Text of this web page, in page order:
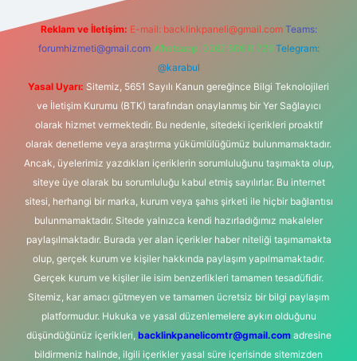
Reklam ve İletişim: E-mail: backlinkpaneli@gmail.com Teams:
forumhizmeti@gmail.com Whatsapp: 0262 606 0 726 Telegram:
@karabul
Yasal Uyarı: Sitemiz, 5651 Sayılı Kanun gereğince Bilgi Teknolojileri
ve İletişim Kurumu (BTK) tarafından onaylanmış bir Yer Sağlayıcı
olarak hizmet vermektedir. Bu nedenle, sitedeki içerikleri proaktif
olarak denetleme veya araştırma yükümlülüğümüz bulunmamaktadır.
Ancak, üyelerimiz yazdıkları içeriklerin sorumluluğunu taşımakta olup,
siteye üye olarak bu sorumluluğu kabul etmiş sayılırlar. Bu internet
sitesi, herhangi bir marka, kurum veya şahıs şirketi ile hiçbir bağlantısı
bulunmamaktadır. Sitede yalnızca kendi hazırladığımız makaleler
paylaşılmaktadır. Burada yer alan içerikler haber niteliği taşımamakta
olup, gerçek kurum ve kişiler hakkında paylaşım yapılmamaktadır.
Gerçek kurum ve kişiler ile isim benzerlikleri tamamen tesadüfidir.
Sitemiz, kar amacı gütmeyen ve tamamen ücretsiz bir bilgi paylaşım
platformudur. Hukuka ve yasal düzenlemelere aykırı olduğunu
düşündüğünüz içerikleri, backlinkpanelicomtr@gmail.comadresine
bildirmeniz halinde, ilgili içerikler yasal süre içerisinde sitemizden